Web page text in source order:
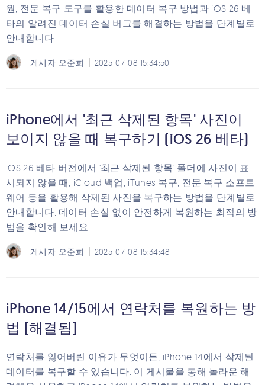
원, 전문 복구 도구를 활용한 데이터 복구 방법과 iOS 26 베
타의 알려진 데이터 손실 버그를 해결하는 방법을 단계별로
안내합니다.
게시자 오준희 2025-07-08 15:34:50
iPhone에서 '최근 삭제된 항목' 사진이
보이지 않을 때 복구하기 (iOS 26 베타)
iOS 26 베타 버전에서 '최근 삭제된 항목' 폴더에 사진이 표
시되지 않을 때, iCloud 백업, iTunes 복구, 전문 복구 소프트
웨어 등을 활용해 삭제된 사진을 복구하는 방법을 단계별로
안내합니다. 데이터 손실 없이 안전하게 복원하는 최적의 방
법을 확인해 보세요.
게시자 오준희 2025-07-08 15:34:48
iPhone 14/15에서 연락처를 복원하는 방
법 [해결됨]
연락처를 잃어버린 이유가 무엇이든, iPhone 14에서 삭제된
데이터를 복구할 수 있습니다. 이 게시물을 통해 놀라운 해